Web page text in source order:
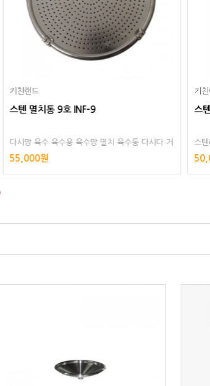
키친랜드
스텐 멸치통 8호 INF-8
스텐리스 멸치통 8호 INF-8 다시망 육수 육수용
육수망 멸치 육수통 다시다통 다시다 거름망 다시
통 스텐레스
50,000원
키친랜
스텐
다시
다시